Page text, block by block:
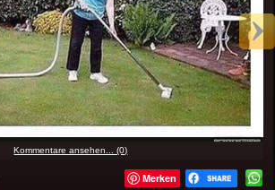
Kommentare ansehen... (0)
Merken